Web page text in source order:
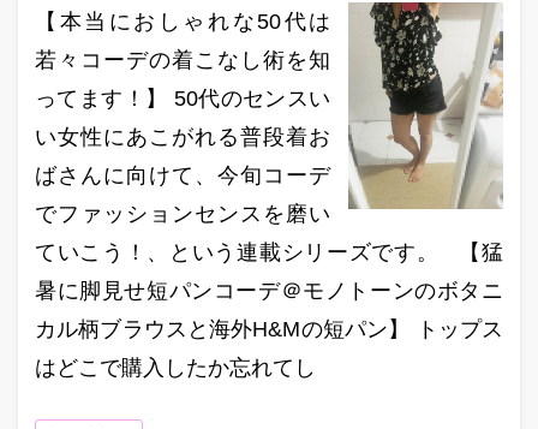
【本当におしゃれな50代は
若々コーデの着こなし術を知
ってます！】 50代のセンスい
い女性にあこがれる普段着お
ばさんに向けて、今旬コーデ
でファッションセンスを磨い
ていこう！、という連載シリーズです。 【猛
暑に脚見せ短パンコーデ＠モノトーンのボタニ
カル柄ブラウスと海外H&Mの短パン】 トップス
はどこで購入したか忘れてし